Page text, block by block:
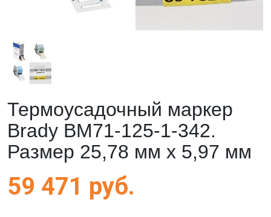
Термоусадочный маркер
Brady BM71-125-1-342.
Размер 25,78 мм х 5,97 мм
59 471 руб.